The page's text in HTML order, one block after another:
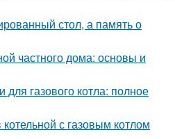
стол, а память о
частного дома: основы и
для газового котла: полное
с газовым котлом